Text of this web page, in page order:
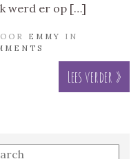
werd er op […]
EMMY
IN
Lees verder »